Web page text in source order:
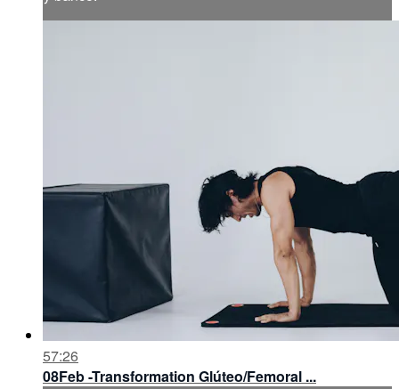
57:26
08Feb -Transformation Glúteo/Femoral ...